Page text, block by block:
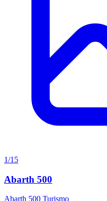
1/15
Abarth 500
Abarth 500 Turismo